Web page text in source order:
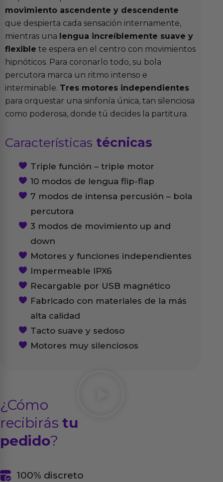
movimiento ascendente y descendente
que despierta cada sensación internamente,
mientras una lengua increíblemente suave y
flexible te espera en el centro con movimientos
hipnóticos. Para coronarlo todo, su bola
percutora marca un ritmo intenso e
interminable. Tres motores independientes
para orquestar una sinfonía única, tan silenciosa
como poderosa, donde tú decides la partitura.
Características técnicas
Triple función – triple motor
10 modos de lengua flip-flap
7 modos de intensa percusión – bola
percutora
3 modos de movimiento up and
down
Motores y funciones independientes
Impermeable IPX6
Recargable por USB magnético
Fabricado con materiales de la más
alta calidad
Tacto suave y sedoso
Motores muy silenciosos
¿Cómo
recibirás tu
pedido?
100% discreto